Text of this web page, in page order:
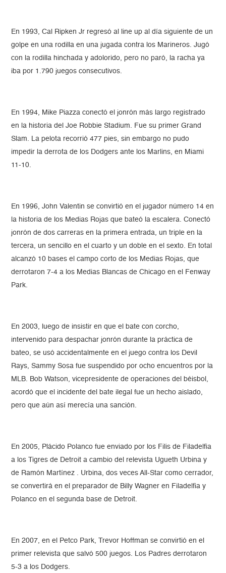
En 1993, Cal Ripken Jr regresó al line up al día siguiente de un
golpe en una rodilla en una jugada contra los Marineros. Jugó
con la rodilla hinchada y adolorido, pero no paró, la racha ya
iba por 1.790 juegos consecutivos.
En 1994, Mike Piazza conectó el jonrón más largo registrado
en la historia del Joe Robbie Stadium. Fue su primer Grand
Slam. La pelota recorrió 477 pies, sin embargo no pudo
impedir la derrota de los Dodgers ante los Marlins, en Miami
11-10.
En 1996, John Valentin se convirtió en el jugador número 14 en
la historia de los Medias Rojas que bateó la escalera. Conectó
jonrón de dos carreras en la primera entrada, un triple en la
tercera, un sencillo en el cuarto y un doble en el sexto. En total
alcanzó 10 bases el campo corto de los Medias Rojas, que
derrotaron 7-4 a los Medias Blancas de Chicago en el Fenway
Park.
En 2003, luego de insistir en que el bate con corcho,
intervenido para despachar jonrón durante la práctica de
bateo, se usó accidentalmente en el juego contra los Devil
Rays, Sammy Sosa fue suspendido por ocho encuentros por la
MLB. Bob Watson, vicepresidente de operaciones del béisbol,
acordó que el incidente del bate ilegal fue un hecho aislado,
pero que aún así merecía una sanción.
En 2005, Plácido Polanco fue enviado por los Filis de Filadelfia
a los Tigres de Detroit a cambio del relevista Ugueth Urbina y
de Ramón Martínez . Urbina, dos veces All-Star como cerrador,
se convertirá en el preparador de Billy Wagner en Filadelfia y
Polanco en el segunda base de Detroit.
En 2007, en el Petco Park, Trevor Hoffman se convirtió en el
primer relevista que salvó 500 juegos. Los Padres derrotaron
5-3 a los Dodgers.